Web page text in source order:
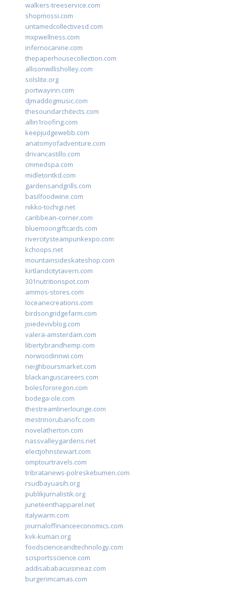
walkers-treeservice.com
shopmossi.com
untamedcollectivesd.com
mxpwellness.com
infernocanine.com
thepaperhousecollection.com
allisonwillisholley.com
solslite.org
portwayinn.com
djmaddogmusic.com
thesoundarchitects.com
allin1roofing.com
keepjudgewebb.com
anatomyofadventure.com
drivancastillo.com
cmmedspa.com
midletontkd.com
gardensandgrills.com
basilfoodwine.com
nikko-tochigi.net
caribbean-corner.com
bluemoongiftcards.com
rivercitysteampunkexpo.com
kchoops.net
mountainsideskateshop.com
kirtlandcitytavern.com
301nutritionspot.com
ammos-stores.com
loceanecreations.com
birdsongridgefarm.com
joiedevivblog.com
valera-amsterdam.com
libertybrandhemp.com
norwoodinnwi.com
neighboursmarket.com
blackanguscareers.com
bolesfororegon.com
bodega-ole.com
thestreamlinerlounge.com
mestrinorubanofc.com
novelatherton.com
nassvalleygardens.net
electjohnstewart.com
omptourtravels.com
tribratanews-polreskebumen.com
rsudbayuasih.org
publikjurnalistik.org
juneteenthapparel.net
italywarm.com
journaloffinanceeconomics.com
kvk-kumari.org
foodscienceandtechnology.com
scisportsscience.com
addisababacuisineaz.com
burgerimcamas.com